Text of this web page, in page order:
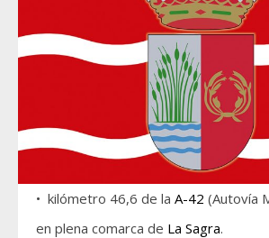
• kilómetro 46,6 de la A-42 (Autovía
en plena comarca de La Sagra.